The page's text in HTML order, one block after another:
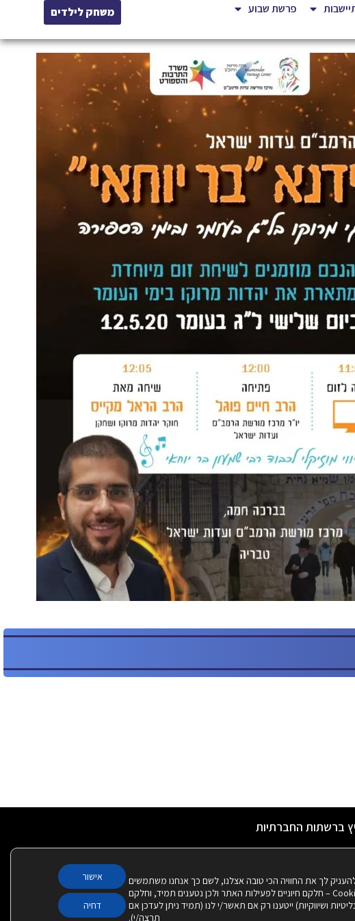
פרשת שבוע
משחק לילדים
ברשתות החברתיות
להעניק לך את החוויה הכי טובה אצלנו, לשם כך אנחנו משתמשים
בקובצי Cookie – חלקם חיוניים לפעילות האתר ולכן נטענים תמיד, וחלקם
ושיווקיות) ייטענו רק אם תאשר/י לנו (תמיד ניתן לעדכן אם
תרצה/י).
אישור
דחיה